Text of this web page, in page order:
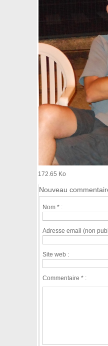
172.65 Ko
Nouveau
Nom * :
Adresse email (non
Site web :
Commentaire * :